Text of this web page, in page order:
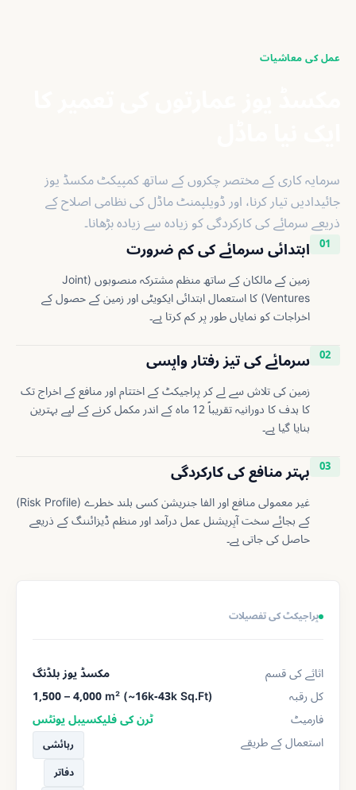
عمل کی معاشیات
سرمایہ کاری کے مختصر چکروں کے ساتھ کمپیکٹ مکسڈ یوز
جائیدادیں تیار کرنا، اور ڈویلپمنٹ ماڈل کی نظامی اصلاح کے
ذریعے سرمائے کی کارکردگی کو زیادہ سے زیادہ بڑھانا۔
01 ابتدائی سرمائے کی کم ضرورت
زمین کے مالکان کے ساتھ منظم مشترکہ منصوبوں (Joint
Ventures) کا استعمال ابتدائی ایکویٹی اور زمین کے حصول کے
اخراجات کو نمایاں طور پر کم کرتا ہے۔
02 سرمائے کی تیز رفتار واپسی
زمین کی تلاش سے لے کر پراجیکٹ کے اختتام اور منافع کے اخراج تک
کا ہدف کا دورانیہ تقریباً 12 ماہ کے اندر مکمل کرنے کے لیے بہترین
بنایا گیا ہے۔
03 بہتر منافع کی کارکردگی
غیر معمولی منافع اور الفا جنریشن کسی بلند خطرے (Risk Profile)
کے بجائے سخت آپریشنل عمل درآمد اور منظم ڈیزائننگ کے ذریعے
حاصل کی جاتی ہے۔
پراجیکٹ کی تفصیلات
اثاثے کی قسم
مکسڈ یوز بلڈنگ
کل رقبہ
1,500 – 4,000 m² (~16k-43k Sq.Ft)
فارمیٹ
ٹرن کی فلیکسیبل یونٹس
استعمال کے طریقے
رہائشی
دفاتر